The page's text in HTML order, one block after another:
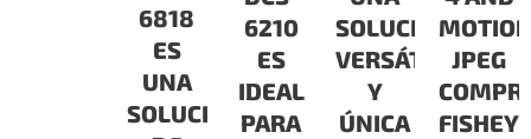
6818
ES
UNA
SOLUCIÓN
6210
ES
IDEAL
PARA
SOLUCIÓN
VERSÁTIL
Y
ÚNICA
JPEG